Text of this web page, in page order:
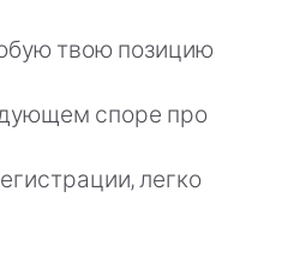
твою позицию
споре про
легко